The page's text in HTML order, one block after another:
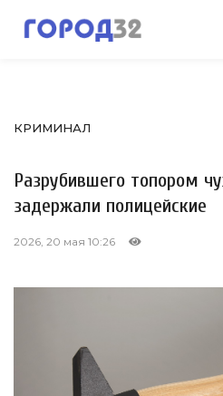
КРИМИНАЛ
Разрубившего топором
задержали полицейские
2026, 20 мая 10:26